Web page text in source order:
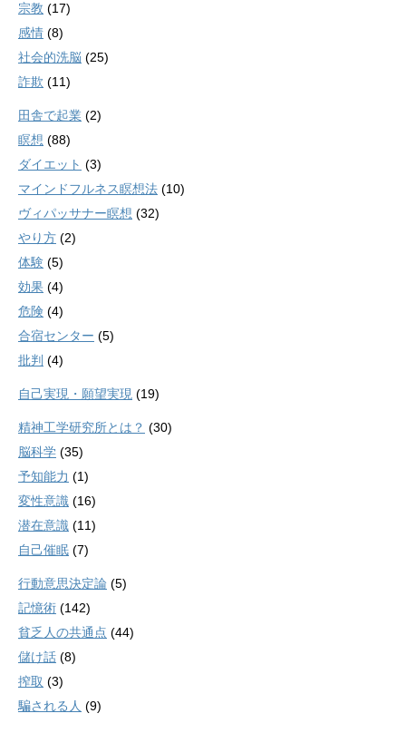
宗教 (17)
感情 (8)
社会的洗脳 (25)
詐欺 (11)
田舎で起業 (2)
瞑想 (88)
ダイエット (3)
マインドフルネス瞑想法 (10)
ヴィパッサナー瞑想 (32)
やり方 (2)
体験 (5)
効果 (4)
危険 (4)
合宿センター (5)
批判 (4)
自己実現・願望実現 (19)
精神工学研究所とは？ (30)
脳科学 (35)
予知能力 (1)
変性意識 (16)
潜在意識 (11)
自己催眠 (7)
行動意思決定論 (5)
記憶術 (142)
貧乏人の共通点 (44)
儲け話 (8)
搾取 (3)
騙される人 (9)